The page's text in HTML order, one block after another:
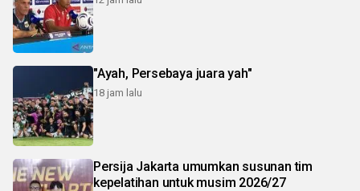
"Ayah, Persebaya juara yah"
18 jam lalu
Persija Jakarta umumkan susunan tim
kepelatihan untuk musim 2026/27